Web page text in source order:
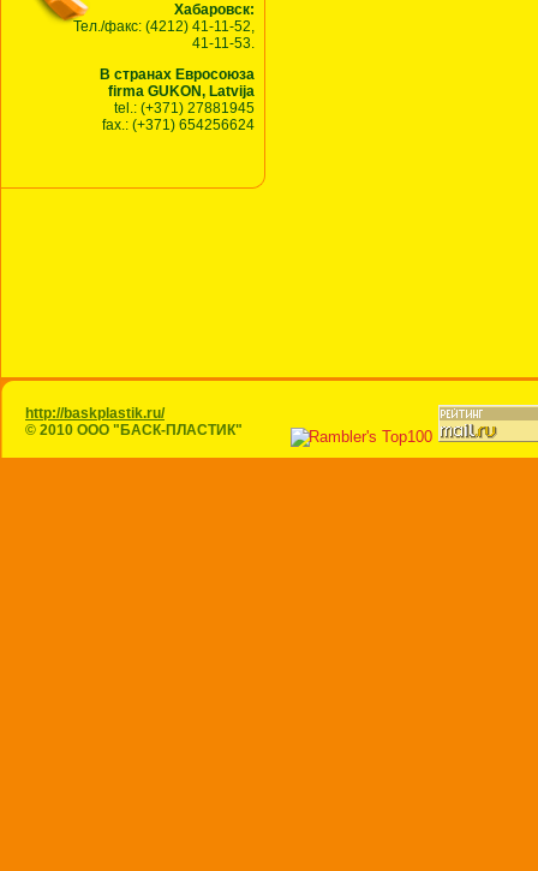
Хабаровск:
Тел./факс: (4212) 41-11-52,
41-11-53.
В странах Евросоюза
firma GUKON, Latvija
tel.: (+371) 27881945
fax.: (+371) 654256624
http://baskplastik.ru/
© 2010 ООО "БАСК-ПЛАСТИК"